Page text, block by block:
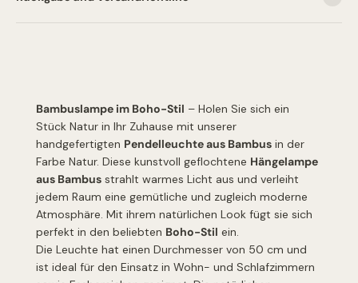
Bambuslampe im Boho-Stil – Holen Sie sich ein
Stück Natur in Ihr Zuhause mit unserer
handgefertigten Pendelleuchte aus Bambusin der
Farbe Natur. Diese kunstvoll geflochtene Hängelampe
aus Bambusstrahlt warmes Licht aus und verleiht
jedem Raum eine gemütliche und zugleich moderne
Atmosphäre. Mit ihrem natürlichen Look fügt sie sich
perfekt in den beliebten Boho-Stil ein.
Die Leuchte hat einen Durchmesser von 50 cm und
ist ideal für den Einsatz in Wohn- und Schlafzimmern